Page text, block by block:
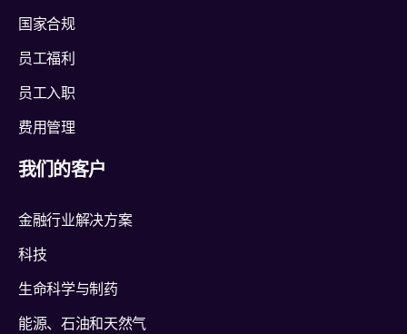
国家合规
员工福利
员工入职
费用管理
我们的客户
金融行业解决方案
科技
生命科学与制药
能源、石油和天然气